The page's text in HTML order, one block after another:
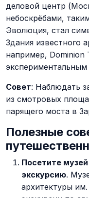
деловой центр
небоскрёбами,
Эволюция, стал
Здания известного
например, Dominion
Совет: Наблюдать
из смотровых
парящего моста в
Полезные
Посетите
экскурсию.
архитектуры